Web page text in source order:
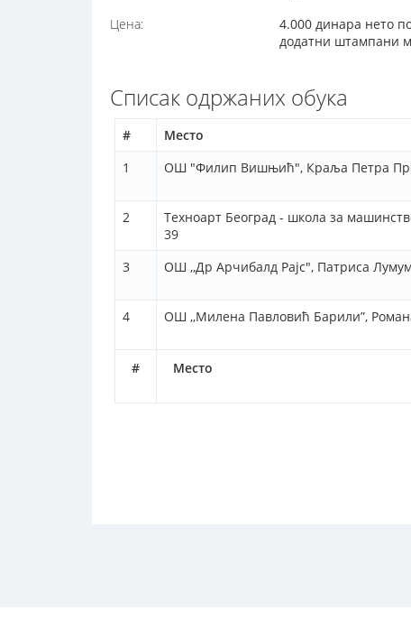
Цена:
4.000 динара нето
додатни штампани
Списак одржаних обука
# Место
# Место
1 ОШ "Филип Вишњић", Краља Петра
2
Техноарт Београд - школа за
39
3 ОШ ,,Др Арчибалд Рајс", Патриса
4 ОШ ,,Милена Павловић Барили”,